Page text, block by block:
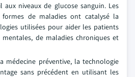
aux niveaux de glucose sanguin. Les
formes de maladies ont catalysé la
utilisées pour aider les patients
de maladies chroniques et
médecine préventive, la technologie
sans précédent en utilisant les